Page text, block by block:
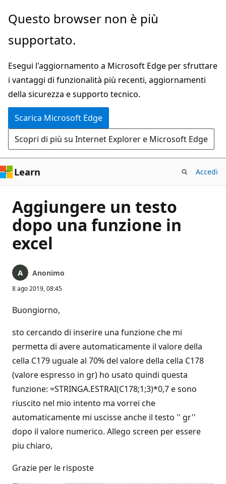
Ignora
passa
contenuto
principale
Questo browser non è più
supportato.
Esegui l'aggiornamento a Microsoft Edge per sfruttare
i vantaggi di funzionalità più recenti, aggiornamenti
della sicurezza e supporto tecnico.
Scarica Microsoft Edge
Scopri di più su Internet Explorer e Microsoft Edge
Learn Accedi
Aggiungere un testo
dopo una funzione in
excel
Anonimo
8 ago 2019, 08:45
Buongiorno,
sto cercando di inserire una funzione che mi
permetta di avere automaticamente il valore della
cella C179 uguale al 70% del valore della cella C178
(valore espresso in gr) ho usato quindi questa
funzione: =STRINGA.ESTRAI(C178;1;3)*0,7 e sono
riuscito nel mio intento ma vorrei che
automaticamente mi uscisse anche il testo '' gr''
dopo il valore numerico. Allego screen per essere
piu chiaro,
Grazie per le risposte